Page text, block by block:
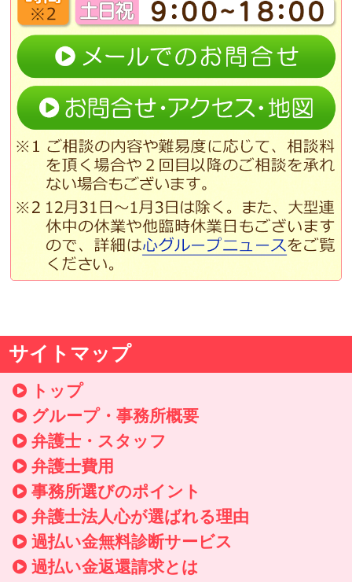
サイトマップ
トップ
グループ・事務所概要
弁護士・スタッフ
弁護士費用
事務所選びのポイント
弁護士法人心が選ばれる理由
過払い金無料診断サービス
過払い金返還請求とは